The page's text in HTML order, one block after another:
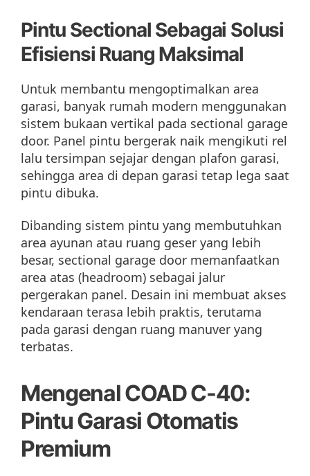
Pintu Sectional Sebagai Solusi
Efisiensi Ruang Maksimal
Untuk membantu mengoptimalkan area
garasi, banyak rumah modern menggunakan
sistem bukaan vertikal pada sectional garage
door. Panel pintu bergerak naik mengikuti rel
lalu tersimpan sejajar dengan plafon garasi,
sehingga area di depan garasi tetap lega saat
pintu dibuka.
Dibanding sistem pintu yang membutuhkan
area ayunan atau ruang geser yang lebih
besar, sectional garage door memanfaatkan
area atas (headroom) sebagai jalur
pergerakan panel. Desain ini membuat akses
kendaraan terasa lebih praktis, terutama
pada garasi dengan ruang manuver yang
terbatas.
Mengenal COAD C-40:
Pintu Garasi Otomatis
Premium